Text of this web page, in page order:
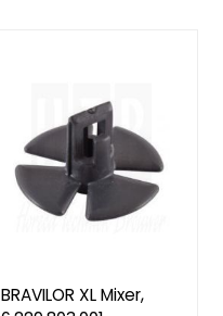
BRAVILOR XL Mixer,